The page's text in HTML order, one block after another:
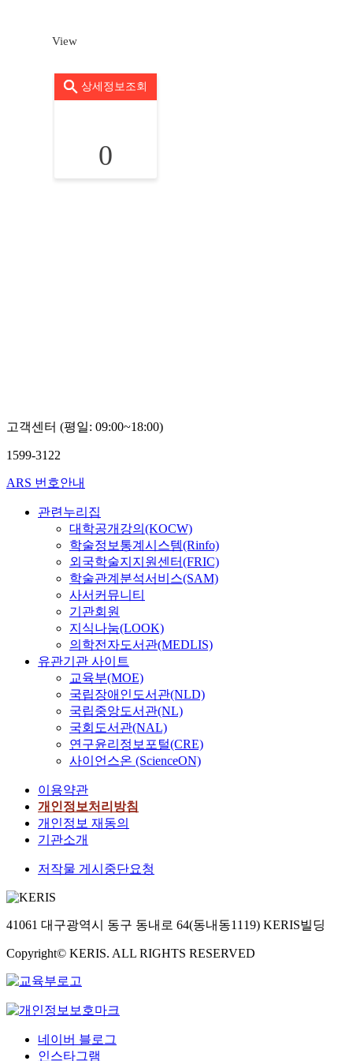
View
상세정보조회
0
고객센터 (평일: 09:00~18:00)
1599-3122
ARS 번호안내
관련누리집
대학공개강의(KOCW)
학술정보통계시스템(Rinfo)
외국학술지지원센터(FRIC)
학술관계분석서비스(SAM)
사서커뮤니티
기관회원
지식나눔(LOOK)
의학전자도서관(MEDLIS)
유관기관 사이트
교육부(MOE)
국립장애인도서관(NLD)
국립중앙도서관(NL)
국회도서관(NAL)
연구윤리정보포털(CRE)
사이언스온 (ScienceON)
이용약관
개인정보처리방침
개인정보 재동의
기관소개
저작물 게시중단요청
41061 대구광역시 동구 동내로 64(동내동1119) KERIS빌딩
Copyright© KERIS. ALL RIGHTS RESERVED
네이버 블로그
인스타그램